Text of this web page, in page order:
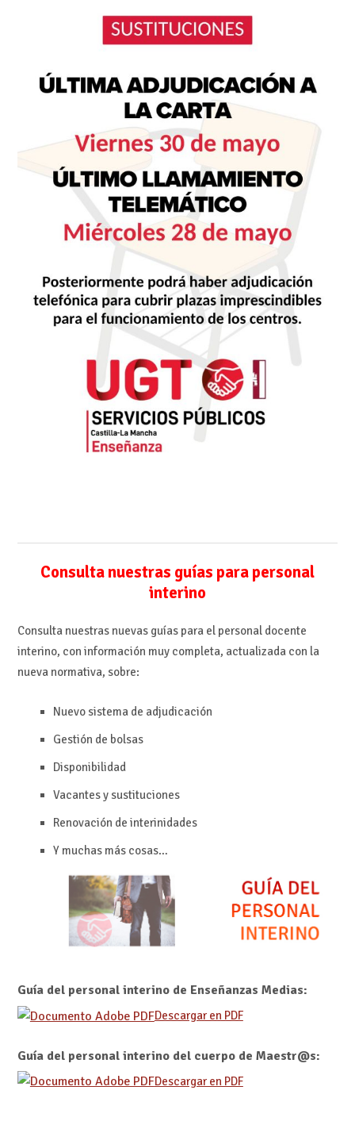
Consulta nuestras guías para personal
interino
Consulta nuestras nuevas guías para el personal docente
interino, con información muy completa, actualizada con la
nueva normativa, sobre:
Nuevo sistema de adjudicación
Gestión de bolsas
Disponibilidad
Vacantes y sustituciones
Renovación de interinidades
Y muchas más cosas…
Guía del personal interino de Enseñanzas Medias:
Descargar en PDF
Guía del personal interino del cuerpo de Maestr@s:
Descargar en PDF